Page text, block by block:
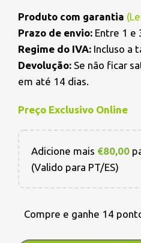
Produto com garantia (
Prazo de envio: Entre 1 e
Regime do IVA: Incluso a
Devolução: Se não ficar
em até 14 dias.
Preço Exclusivo Online
Adicione mais €80,00
(Valido para PT/ES)
Compre e ganhe 14